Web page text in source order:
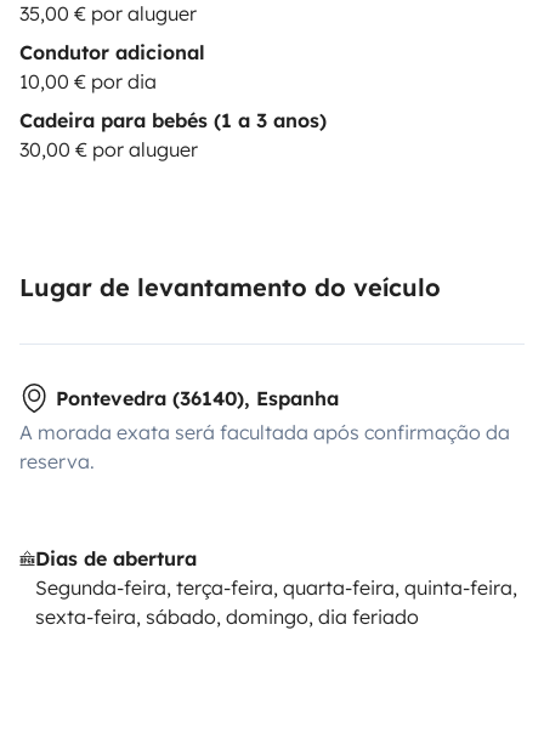
35,00 € por aluguer
Condutor adicional
10,00 € por dia
Cadeira para bebés (1 a 3 anos)
30,00 € por aluguer
Lugar de levantamento do veículo
Pontevedra (36140), Espanha
A morada exata será facultada após confirmação da
reserva.
Dias de abertura
Segunda-feira, terça-feira, quarta-feira, quinta-feira,
sexta-feira, sábado, domingo, dia feriado